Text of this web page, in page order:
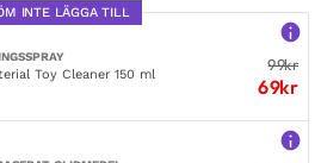
INTE LÄGGA TILL
Toy Cleaner 150 ml
99kr
69kr